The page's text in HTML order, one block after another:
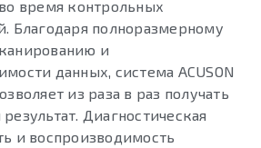
время контрольных
Благодаря полноразмерному
и
данных, система ACUSON
из раза в раз получать
Диагностическая
и воспроизводимость